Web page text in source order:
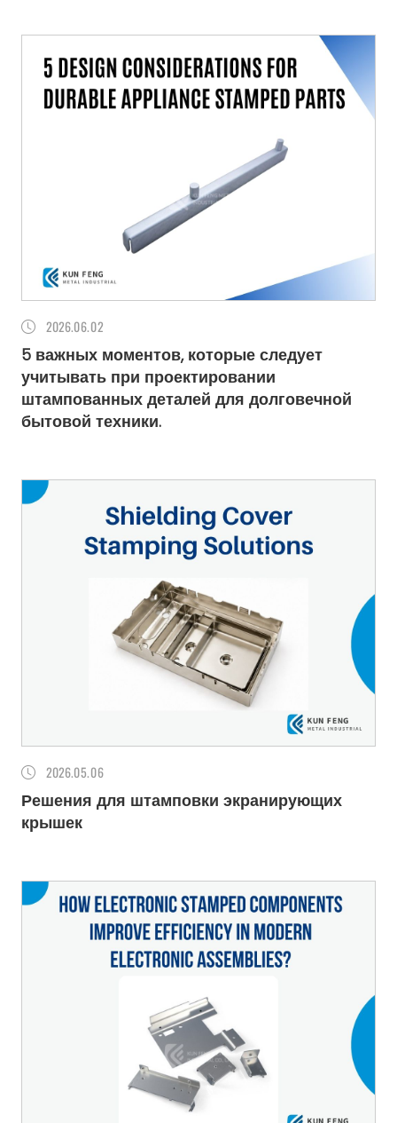
202606.02
5 важных моментов, которые следует
учитывать при проектировании
штампованных деталей для долговечной
бытовой техники.
202605.06
Решения для штамповки экранирующих
крышек